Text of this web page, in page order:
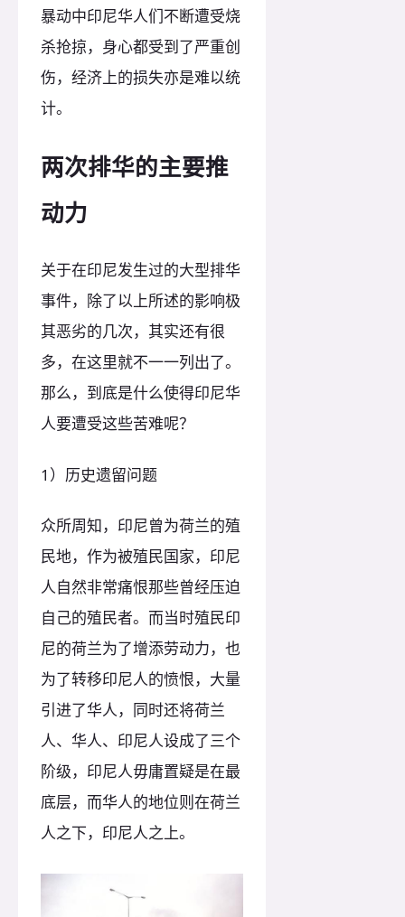
暴动中印尼华人们不断遭受烧
杀抢掠，身心都受到了严重创
伤，经济上的损失亦是难以统
计。
两次排华的主要推
动力
关于在印尼发生过的大型排华
事件，除了以上所述的影响极
其恶劣的几次，其实还有很
多，在这里就不一一列出了。
那么，到底是什么使得印尼华
人要遭受这些苦难呢？
1）历史遗留问题
众所周知，印尼曾为荷兰的殖
民地，作为被殖民国家，印尼
人自然非常痛恨那些曾经压迫
自己的殖民者。而当时殖民印
尼的荷兰为了增添劳动力，也
为了转移印尼人的愤恨，大量
引进了华人，同时还将荷兰
人、华人、印尼人设成了三个
阶级，印尼人毋庸置疑是在最
底层，而华人的地位则在荷兰
人之下，印尼人之上。